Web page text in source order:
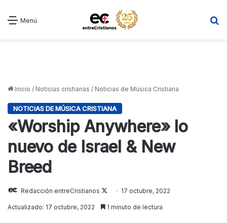
Menú
Inicio / Noticias cristianas / Noticias de Música Cristiana
NOTICIAS DE MÚSICA CRISTIANA
«Worship Anywhere» lo
nuevo de Israel & New
Breed
Redacción entreCristianos
Follow17 octubre, 2022
Actualizado: 17 octubre, 2022 1 minuto de lectura